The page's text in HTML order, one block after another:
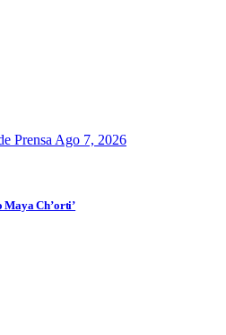
Prensa Ago 7, 2026
Maya Ch’orti’